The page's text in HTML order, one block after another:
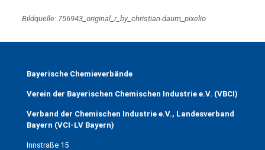
Bildquelle: 756943_original_r_by_christian-daum_pixelio
Bayerische Chemieverbände
Verein der Bayerischen Chemischen Industrie e.V. (VBCI)
Verband der Chemischen Industrie e.V., Landesverband
Bayern (VCI-LV Bayern)
Innstraße 15